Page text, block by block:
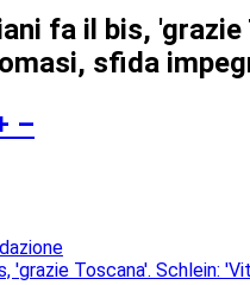
fa il bis,
sfida
–